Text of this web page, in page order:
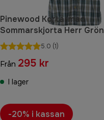
Pinewood Kortärmad
Sommarskjorta Herr Grön
5.0 (1)
Från 295 kr
I lager
-20% i kassan